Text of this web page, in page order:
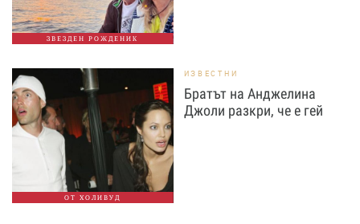
ЗВЕЗДЕН РОЖДЕНИК
ОТ ХОЛИВУД
ИЗВЕСТНИ
Братът на Анджелина
Джоли разкри, че е гей